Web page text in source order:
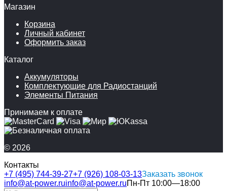
Магазин
Корзина
Личный кабинет
Оформить заказ
Каталог
Аккумуляторы
Комплектующие для Радиостанций
Элементы Питания
Принимаем к оплате
© 2026
Контакты
+7 (495) 744-39-27+7 (926) 108-03-13Заказать звонок
info@at-power.ruinfo@at-power.ruПн-Пт 10:00—18:00